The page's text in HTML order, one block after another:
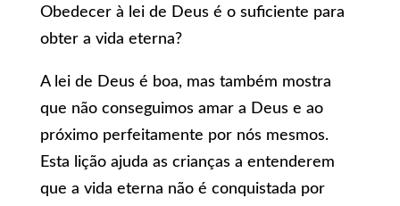
Obedecer à lei de Deus é o suficiente para
obter a vida eterna?
A lei de Deus é boa, mas também mostra
que não conseguimos amar a Deus e ao
próximo perfeitamente por nós mesmos.
Esta lição ajuda as crianças a entenderem
que a vida eterna não é conquistada por